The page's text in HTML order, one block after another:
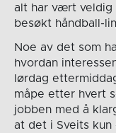
alt har vært veldig
besøkt håndball-
Noe av det som
hvordan
lørdag
måpe etter hvert
jobben med å
at det i Sveits kun